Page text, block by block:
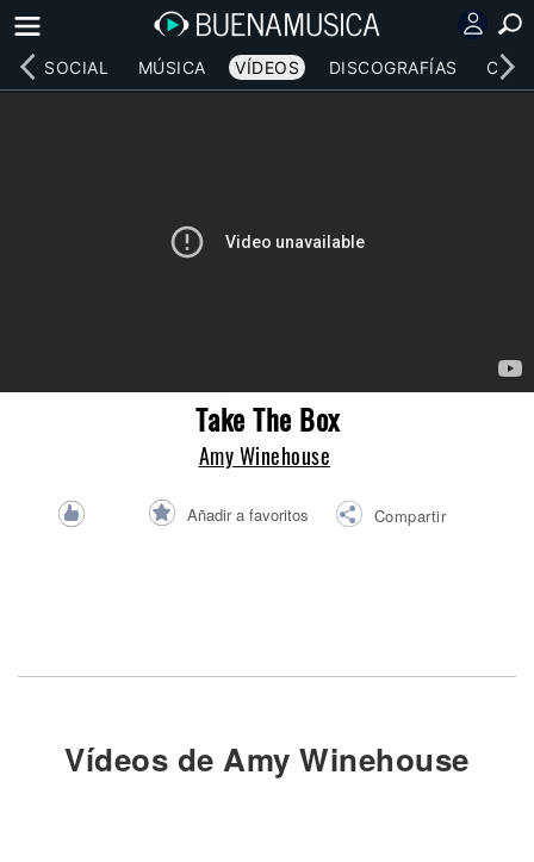
RED SOCIAL MÚSICA VÍDEOS DISCOGRAFÍAS
Take The Box
Amy Winehouse
Añadir a favoritos Compartir
Vídeos de Amy Winehouse